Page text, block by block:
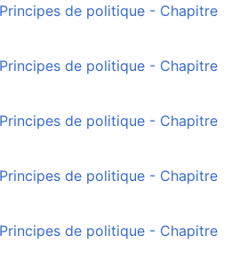
de politique - Chapitre
de politique - Chapitre
de politique - Chapitre
de politique - Chapitre
de politique - Chapitre